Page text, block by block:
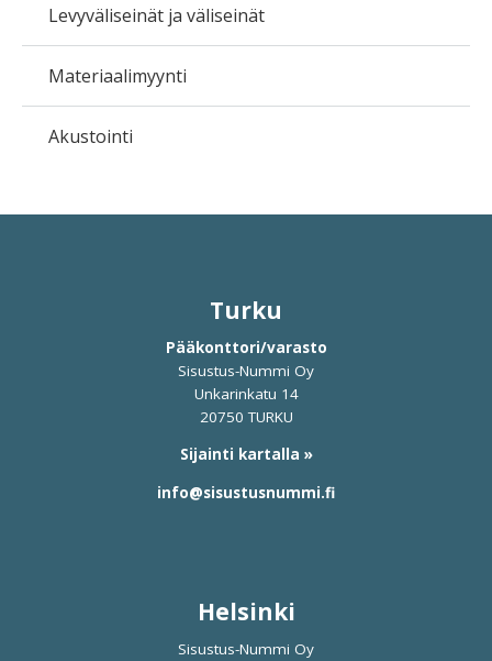
Levyväliseinät ja väliseinät
Materiaalimyynti
Akustointi
Turku
Pääkonttori/varasto
Sisustus-Nummi Oy
Unkarinkatu 14
20750 TURKU
Sijainti kartalla »
info@sisustusnummi.fi
Helsinki
Sisustus-Nummi Oy